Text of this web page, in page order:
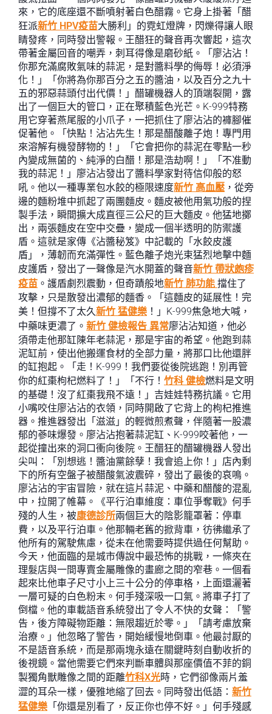
來，它的底座還不斷噴射著白色醋霧。它身上掛著「醋
狂派新竹 HPV疫苗大勝利」的霓虹燈牌，閃爍得讓人眼
睛發疼，同時發出警報。王醋狂的聲音再次響起，這次
帶著金屬回音的嘲弄，刺耳得像是磨砂紙。「廖沾沾！
你那充滿腐敗氣味的蒜泥，是對醬料學的侮辱！必須淨
化！」「你將為你那百分之五的醬油，以及百分之九十
五的邪惡蒜頭付出代價！」醋罐機器人的頂端裂開，露
出了一個巨大的管口，正在聚積藍色光芒。K-999特務
用它穿著燕尾服的小爪子，一把抓住了廖沾沾的褲腳催
促著他。「快點！沾沾先生！那是醋酸離子炮！專門用
來溶解有機發酵物的！」「它會把你的蒜泥在零點一秒
內變成無菌的、純淨的白醋！那是浩劫啊！」「不准動
我的蒜泥！」廖沾沾發出了醬料學家對待信仰般的怒
吼。他以一種專業包水餃的極限速度新竹 高血壓 ，從旁
邊的麵粉堆中抓起了兩團麵皮。麵皮被他用氣功般的捏
製手法，瞬間擴大成直徑三公尺的巨大麵皮。他猛地擲
出，兩張麵皮在空中交疊，變成一個半透明的防禦護
盾。這就是家傳《沾醬秘笈》中記載的「水餃皮護
盾」，薄韌而充滿彈性。藍色離子炮光束猛烈地擊中麵
皮護盾，發出了一聲像是汽水開蓋的聲音新竹 帶狀皰疹
疫苗 。護盾劇烈震動，但奇蹟般地新竹 肺功能 擋住了
攻擊，只是散發出濃郁的麵香。「這麵皮的延展性！完
美！但撐不了太久新竹 猛健樂 ！」K-999焦急地大喊，
中藥味更濃了。 新竹 健檢報告 異常廖沾沾知道，他必
須帶走他那缸陳年老蒜泥，那是宇宙的希望。他跑到蒜
泥缸前，使出他搬運食材的全部力量，將那口比他還胖
的缸抱起。「走！K-999！我們要從後院逃跑！別再管
你的紅棗枸杞燃料了！」「不行！ 竹科 健檢燃料是文明
的基礎！沒了紅棗我飛不遠！」吉娃娃特務抗議。它用
小嘴咬住廖沾沾的衣領，同時開啟了它背上的枸杞推進
器。推進器發出「滋滋」的輕微煎煮聲，伴隨著一股濃
郁的蔘味爆發。廖沾沾抱著蒜泥缸、K-999咬著他，一
起從撞出來的洞口衝向後院。王醋狂的醋罐機器人發出
尖叫：「別想逃！醬油黨餘孽！我會追上你！」店內剩
下的所有空盤子被醋酸氣波震碎，發出了最後的哀鳴。
廖沾沾的宇宙冒險，就在這片蒜泥、中藥和醋酸的混亂
中，拉開了帷幕。《平行泊車維度：車位爭奪戰》何手
殘的人生，被康德診所兩個巨大的陰影籠罩著：停車
費，以及平行泊車。他那輛老舊的掀背車，彷彿繼承了
他所有的駕駛焦慮，從未在他需要時提供過任何幫助。
今天，他面臨的是城市傳說中最恐怖的挑戰，一條夾在
理髮店與一間專賣金屬雕像的畫廊之間的窄巷。一個看
起來比他車子尺寸小上三十公分的停車格，上面還灑著
一層可疑的白色粉末。何手殘深吸一口氣。將車子打了
倒檔。他的車載語音系統發出了令人不快的女聲：「警
告，後方障礙物距離：無限趨近於零。」「請考慮放棄
治療。」他忽略了警告，開始緩慢地倒車。他最討厭的
不是語音系統，而是那兩塊永遠在關鍵時刻自動收折的
後視鏡。當他需要它們來判斷車體與那座價值不菲的銅
製獨角獸雕像之間的距離竹科X光時，它們卻像兩片羞
澀的耳朵一樣，優雅地縮了回去。同時發出低語： 新竹
猛健樂 「你還是別看了，反正你也停不好。」何手殘感